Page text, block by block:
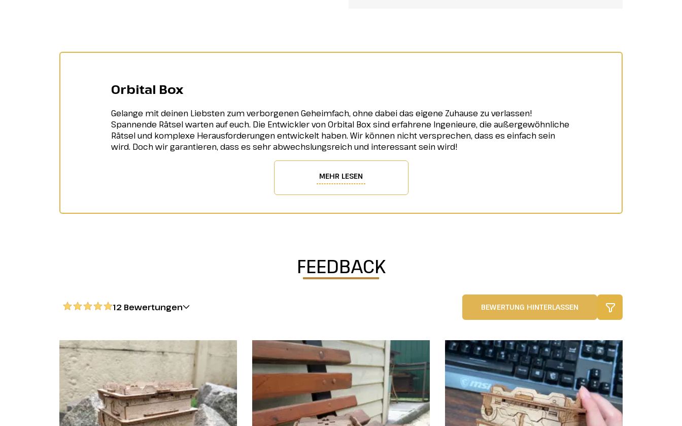
Orbital Box
Gelange mit deinen Liebsten zum verborgenen Geheimfach, ohne dabei das eigene Zuhause zu verlassen!
Spannende Rätsel warten auf euch. Die Entwickler von Orbital Box sind erfahrene Ingenieure, die außergewöhnliche
Rätsel und komplexe Herausforderungen entwickelt haben. Wir können nicht versprechen, dass es einfach sein
wird. Doch wir garantieren, dass es sehr abwechslungsreich und interessant sein wird!
MEHR LESEN
FEEDBACK
12 Bewertungen BEWERTUNG HINTERLASSEN